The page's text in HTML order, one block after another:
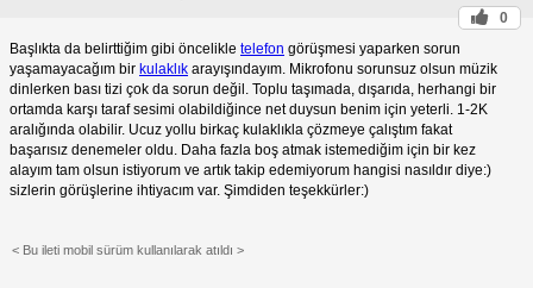
0
Başlıkta da belirttiğim gibi öncelikle telefon görüşmesi yaparken sorun
yaşamayacağım bir kulaklık arayışındayım. Mikrofonu sorunsuz olsun müzik
dinlerken bası tizi çok da sorun değil. Toplu taşımada, dışarıda, herhangi bir
ortamda karşı taraf sesimi olabildiğince net duysun benim için yeterli. 1-2K
aralığında olabilir. Ucuz yollu birkaç kulaklıkla çözmeye çalıştım fakat
başarısız denemeler oldu. Daha fazla boş atmak istemediğim için bir kez
alayım tam olsun istiyorum ve artık takip edemiyorum hangisi nasıldır diye:)
sizlerin görüşlerine ihtiyacım var. Şimdiden teşekkürler:)
< Bu ileti mobil sürüm kullanılarak atıldı >